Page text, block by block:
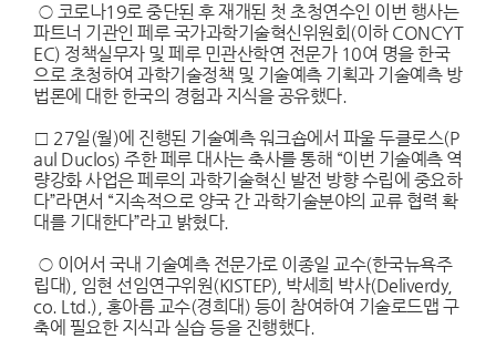
○ 코로나19로 중단된 후 재개된 첫 초청연수인 이번 행사는
파트너 기관인 페루 국가과학기술혁신위원회(이하 CONCYT
EC) 정책실무자 및 페루 민관산학연 전문가 10여 명을 한국
으로 초청하여 과학기술정책 및 기술예측 기획과 기술예측 방
법론에 대한 한국의 경험과 지식을 공유했다.
□ 27일(월)에 진행된 기술예측 워크숍에서 파울 두클로스(P
aul Duclos) 주한 페루 대사는 축사를 통해 “이번 기술예측 역
량강화 사업은 페루의 과학기술혁신 발전 방향 수립에 중요하
다”라면서 “지속적으로 양국 간 과학기술분야의 교류 협력 확
대를 기대한다”라고 밝혔다.
○ 이어서 국내 기술예측 전문가로 이종일 교수(한국뉴욕주
립대), 임현 선임연구위원(KISTEP), 박세희 박사(Deliverdy,
co. Ltd.), 홍아름 교수(경희대) 등이 참여하여 기술로드맵 구
축에 필요한 지식과 실습 등을 진행했다.